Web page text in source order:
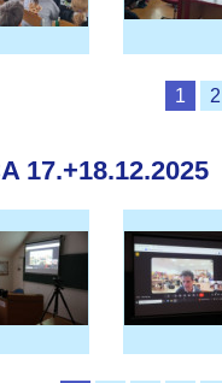
1 2
17.+18.12.2025